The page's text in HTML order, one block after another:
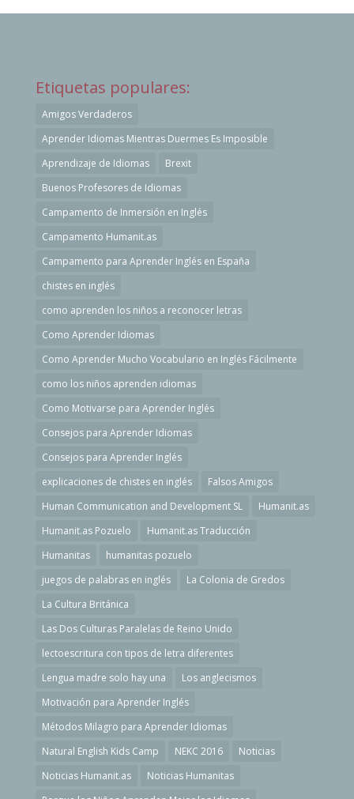
Etiquetas populares:
Amigos Verdaderos
Aprender Idiomas Mientras Duermes Es Imposible
Aprendizaje de Idiomas
Brexit
Buenos Profesores de Idiomas
Campamento de Inmersión en Inglés
Campamento Humanit.as
Campamento para Aprender Inglés en España
chistes en inglés
como aprenden los niños a reconocer letras
Como Aprender Idiomas
Como Aprender Mucho Vocabulario en Inglés Fácilmente
como los niños aprenden idiomas
Como Motivarse para Aprender Inglés
Consejos para Aprender Idiomas
Consejos para Aprender Inglés
explicaciones de chistes en inglés
Falsos Amigos
Human Communication and Development SL
Humanit.as
Humanit.as Pozuelo
Humanit.as Traducción
Humanitas
humanitas pozuelo
juegos de palabras en inglés
La Colonia de Gredos
La Cultura Británica
Las Dos Culturas Paralelas de Reino Unido
lectoescritura con tipos de letra diferentes
Lengua madre solo hay una
Los anglecismos
Motivación para Aprender Inglés
Métodos Milagro para Aprender Idiomas
Natural English Kids Camp
NEKC 2016
Noticias
Noticias Humanit.as
Noticias Humanitas